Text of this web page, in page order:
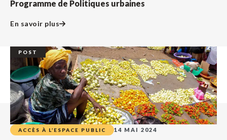
Programme de Politiques urbaines
En savoir plus
POST
ACCÈS À L’ESPACE PUBLIC 14 MAI 2024